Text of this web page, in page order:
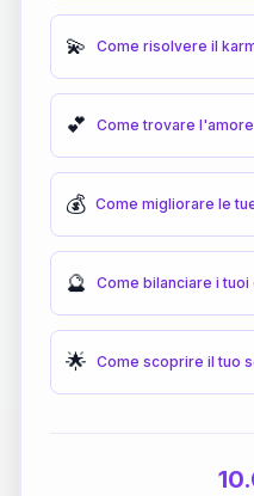
💫 Come risolvere il
💕 Come trovare
💰 Come migliorare le
🔮 Come bilanciare i tuoi
🌟 Come scoprire il tuo